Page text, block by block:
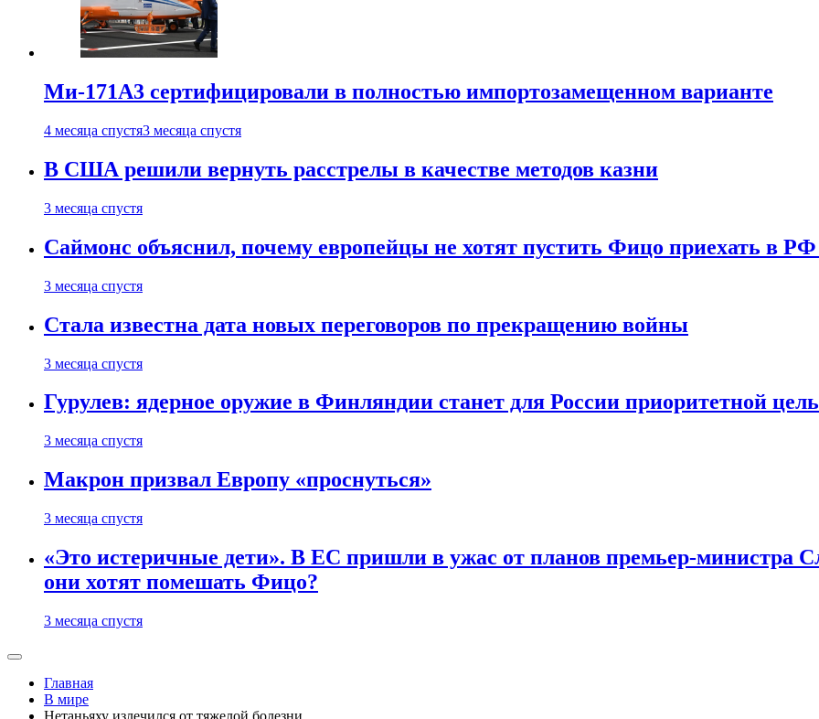
Ми-171А3 сертифицировали в полностью импортозамещенном варианте
4 месяца спустя3 месяца спустя
В США решили вернуть расстрелы в качестве методов казни
3 месяца спустя
Саймонс объяснил, почему европейцы не хотят пустить Фицо приехать в
3 месяца спустя
Стала известна дата новых переговоров по прекращению войны
3 месяца спустя
Гурулев: ядерное оружие в Финляндии станет для России приоритетной
3 месяца спустя
Макрон призвал Европу «проснуться»
3 месяца спустя
«Это истеричные дети». В ЕС пришли в ужас от планов премьер-министра
они хотят помешать Фицо?
3 месяца спустя
Главная
В мире
Нетаньяху излечился от тяжелой болезни